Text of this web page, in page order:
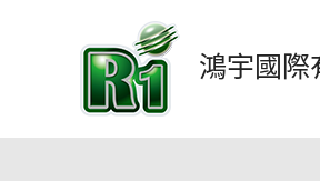
內
鴻宇國